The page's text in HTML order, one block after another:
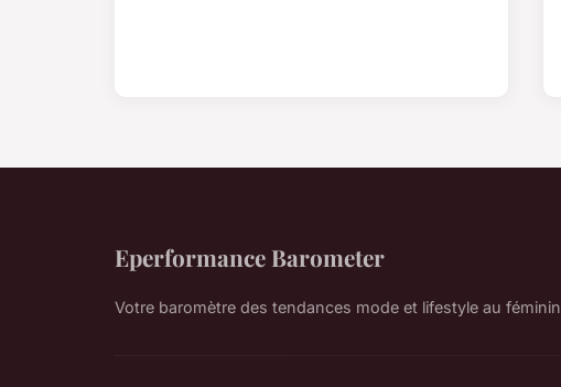
Eperformance Barometer
Votre baromètre des tendances mode et lifestyle au féminin